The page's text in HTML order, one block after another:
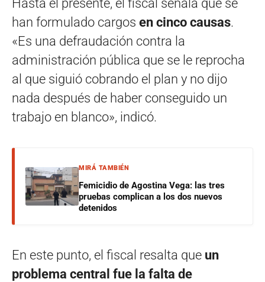
Hasta el presente, el fiscal señala que se
han formulado cargos en cinco causas.
«Es una defraudación contra la
administración pública que se le reprocha
al que siguió cobrando el plan y no dijo
nada después de haber conseguido un
trabajo en blanco», indicó.
MIRÁ TAMBIÉN
Femicidio de Agostina Vega: las tres
pruebas complican a los dos nuevos
detenidos
En este punto, el fiscal resalta que un
problema central fue la falta de